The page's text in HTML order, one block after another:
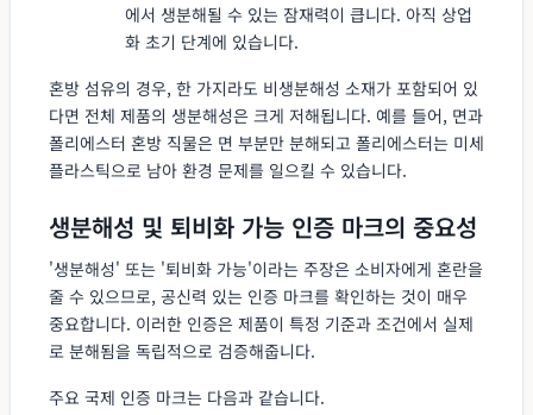
에서 생분해될 수 있는 잠재력이 큽니다. 아직 상업
화 초기 단계에 있습니다.
혼방 섬유의 경우, 한 가지라도 비생분해성 소재가 포함되어 있
다면 전체 제품의 생분해성은 크게 저해됩니다. 예를 들어, 면과
폴리에스터 혼방 직물은 면 부분만 분해되고 폴리에스터는 미세
플라스틱으로 남아 환경 문제를 일으킬 수 있습니다.
생분해성 및 퇴비화 가능 인증 마크의 중요성
'생분해성' 또는 '퇴비화 가능'이라는 주장은 소비자에게 혼란을
줄 수 있으므로, 공신력 있는 인증 마크를 확인하는 것이 매우
중요합니다. 이러한 인증은 제품이 특정 기준과 조건에서 실제
로 분해됨을 독립적으로 검증해줍니다.
주요 국제 인증 마크는 다음과 같습니다.